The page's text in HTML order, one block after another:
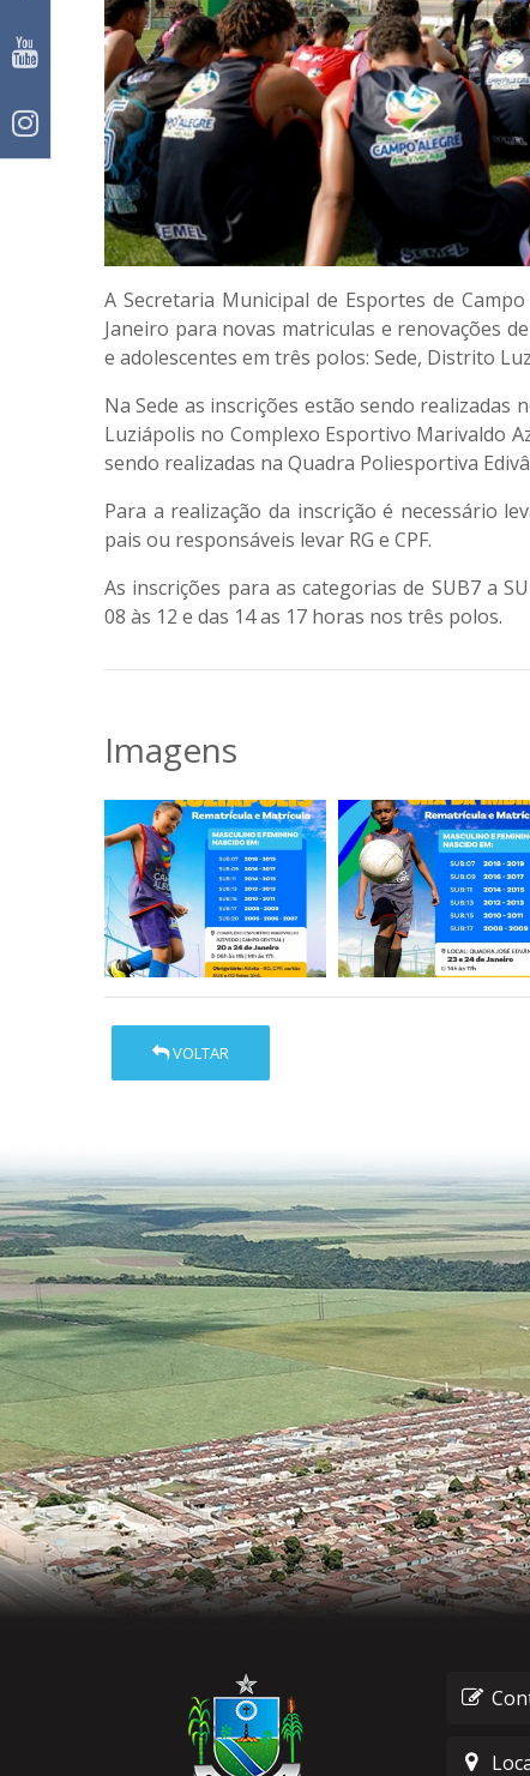
A Secretaria Municipal de Esportes de
Janeiro para novas matriculas e renovações
e adolescentes em três polos: Sede, Distrito
Na Sede as inscrições estão sendo
Luziápolis no Complexo Esportivo Marivaldo
sendo realizadas na Quadra Poliesportiva
Para a realização da inscrição é necessário
pais ou responsáveis levar RG e CPF.
As inscrições para as categorias de SUB7 a
08 às 12 e das 14 as 17 horas nos três polos.
Imagens
VOLTAR